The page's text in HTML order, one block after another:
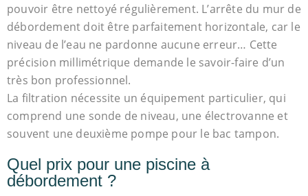
pouvoir être nettoyé régulièrement. L’arrête du mur de
débordement doit être parfaitement horizontale, car le
niveau de l’eau ne pardonne aucune erreur… Cette
précision millimétrique demande le savoir-faire d’un
très bon professionnel.
La filtration nécessite un équipement particulier, qui
comprend une sonde de niveau, une électrovanne et
souvent une deuxième pompe pour le bac tampon.
Quel prix pour une piscine à
débordement ?